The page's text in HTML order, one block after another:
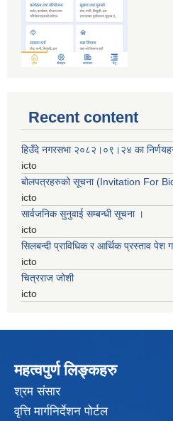
Recent content
हिउँदे नगरसभा २०८२।०९।२४ का
icto
बोलपत्रहरुको सूचना (Invitation For
icto
सार्वजनिक सुनुवाई सम्बन्धी सूचना ।
icto
सिलबन्दी प्राविधिक र आर्थिक प्रस्ताव पेश
icto
चित्रराज जोशी
icto
महत्वपुर्ण लिङ्कहरु
श्रम संसार
वृत्ति मार्गनिर्देशन पोर्टल